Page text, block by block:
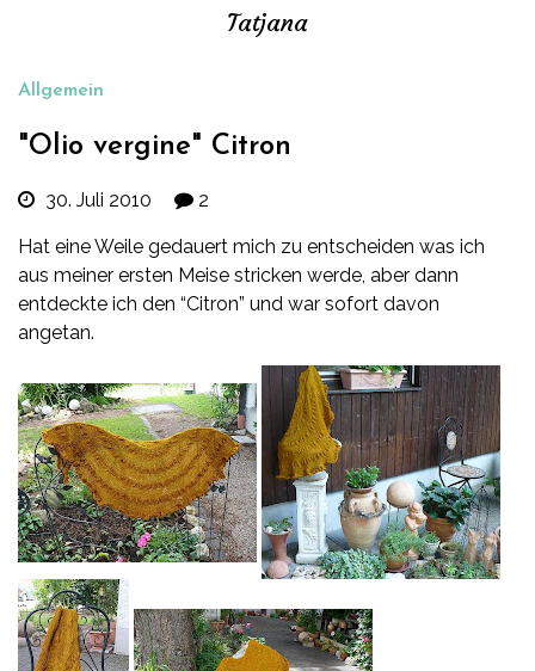
Tatjana
Allgemein
"Olio vergine" Citron
30. Juli 2010 2
Hat eine Weile gedauert mich zu entscheiden was ich
aus meiner ersten Meise stricken werde, aber dann
entdeckte ich den “Citron” und war sofort davon
angetan.